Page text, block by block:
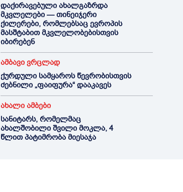
დაქირავებული ახალგაზრდა
მკვლელები — თინეიჯერი
ქილერები, რომლებსაც ევროპის
მასშტაბით მკვლელობებისთვის
იბირებენ
ამბავი ვრცლად
ქურდული სამყაროს წევრობისთვის
ძებნილი „ფაიფურა“ დააკავეს
ახალი ამბები
სანიტარს, რომელმაც
ახალშობილი შვილი მოკლა, 4
წლით პატიმრობა მიესაჯა